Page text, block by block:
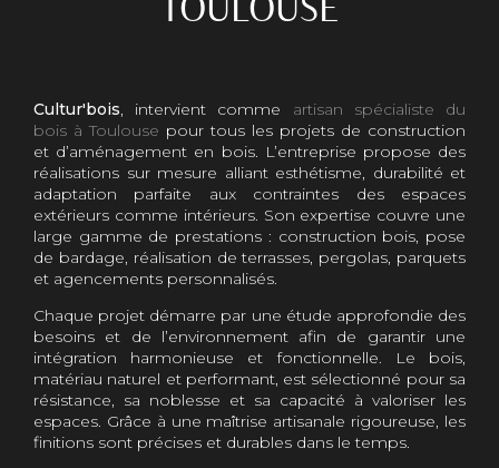
Cultur'bois, intervient comme artisan spécialiste du
bois à Toulouse pour tous les projets de construction
et d’aménagement en bois. L’entreprise propose des
réalisations sur mesure alliant esthétisme, durabilité et
adaptation parfaite aux contraintes des espaces
extérieurs comme intérieurs. Son expertise couvre une
large gamme de prestations : construction bois, pose
de bardage, réalisation de terrasses, pergolas, parquets
et agencements personnalisés.
Chaque projet démarre par une étude approfondie des
besoins et de l’environnement afin de garantir une
intégration harmonieuse et fonctionnelle. Le bois,
matériau naturel et performant, est sélectionné pour sa
résistance, sa noblesse et sa capacité à valoriser les
espaces. Grâce à une maîtrise artisanale rigoureuse, les
finitions sont précises et durables dans le temps.